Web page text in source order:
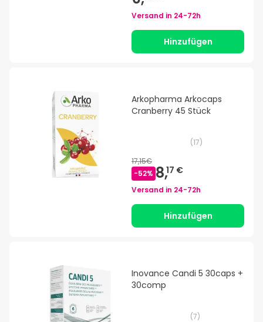
Versand in 24-72h
Hinzufügen
Arkopharma Arkocaps
Cranberry 45 Stück
(17)
17,15€
-52% 8,17 €
Versand in 24-72h
Hinzufügen
Inovance Candi 5 30caps +
30comp
(7)